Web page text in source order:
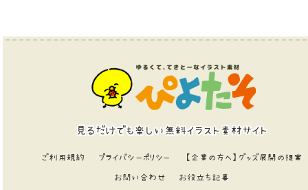
見るだけでも楽しい無料イラスト素材サイト
ご利用規約 プライバシーポリシー 【企業の方へ】グッズ展開の提案
お問い合わせ お役立ち記事